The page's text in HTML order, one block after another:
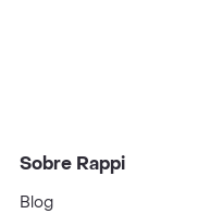
Sobre Rappi
Blog